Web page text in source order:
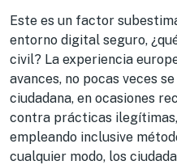
Este es un factor
entorno digital seguro,
civil? La experiencia
avances, no pocas veces
ciudadana, en ocasiones
contra prácticas
empleando inclusive
cualquier modo, los